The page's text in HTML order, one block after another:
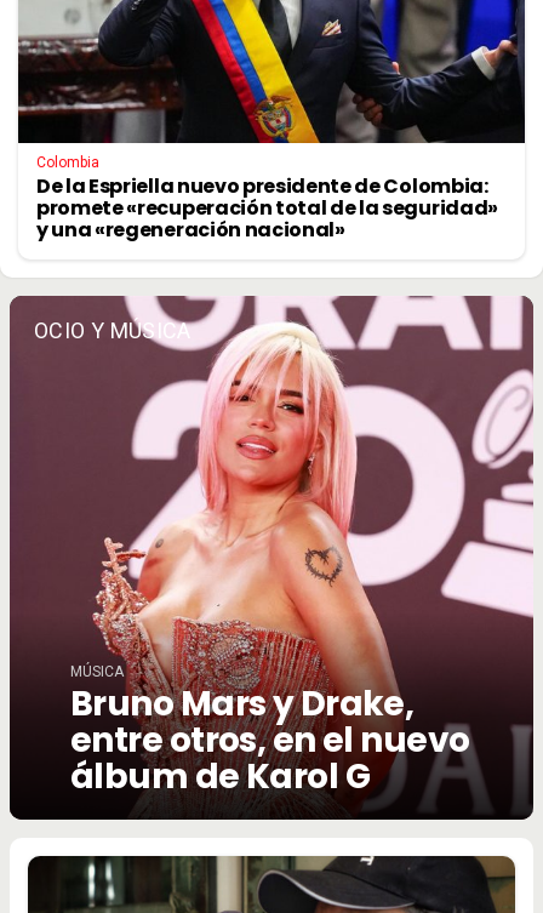
Colombia
De la Espriella nuevo presidente de Colombia:
promete «recuperación total de la seguridad»
y una «regeneración nacional»
OCIO Y MÚSICA
MÚSICA
Bruno Mars y Drake,
entre otros, en el nuevo
álbum de Karol G